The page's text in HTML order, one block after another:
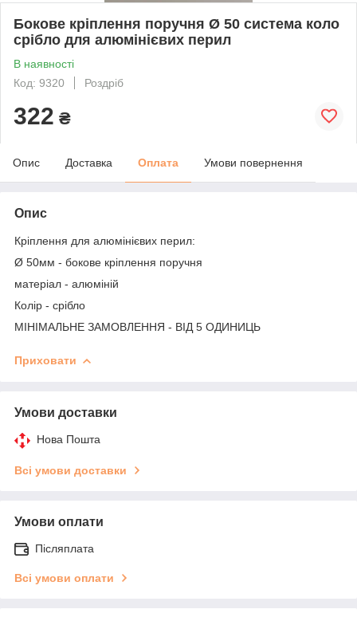
Бокове кріплення поручня Ø 50 система коло
срібло для алюмінієвих перил
В наявності
Код: 9320
Роздріб
322 ₴
Опис Доставка Оплата Умови повернення
Опис
Кріплення для алюмінієвих перил:
Ø 50мм - бокове кріплення поручня
матеріал - алюміній
Колір - срібло
МІНІМАЛЬНЕ ЗАМОВЛЕННЯ - ВІД 5 ОДИНИЦЬ
Приховати
Умови доставки
Нова Пошта
Всі умови доставки
Умови оплати
Післяплата
Всі умови оплати